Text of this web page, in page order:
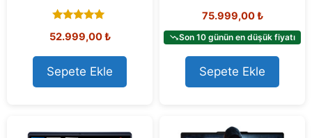
out of 5
52.999,00₺
Sepete Ekle
o
t
o
f
5
75.999,00₺
Son 10 günün en düşük fiyatı
Sepete Ekle